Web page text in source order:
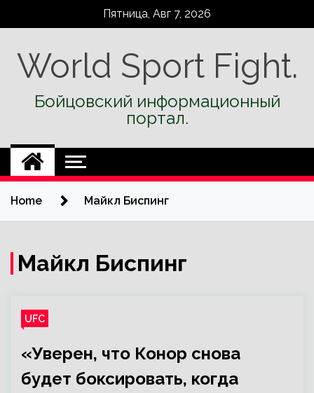
Пятница, Авг 7, 2026
World Sport Fight.
Бойцовский информационный
портал.
Home Майкл Биспинг
Майкл Биспинг
UFC
«Уверен, что Конор снова
будет боксировать, когда